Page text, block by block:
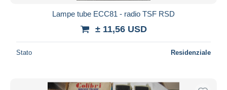
Lampe tube ECC81 - radio TSF RSD
± 11,56 USD
Stato Residenziale